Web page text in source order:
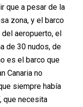
que a pesar de la
zona, y el barco
aeropuerto, el
de 30 nudos, de
es el barco que
Canaria no
siempre había
que necesita